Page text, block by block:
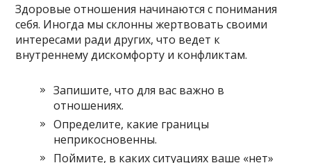
Здоровые отношения начинаются с понимания
себя. Иногда мы склонны жертвовать своими
интересами ради других, что ведет к
внутреннему дискомфорту и конфликтам.
Запишите, что для вас важно в
отношениях.
Определите, какие границы
неприкосновенны.
Поймите, в каких ситуациях ваше «нет»